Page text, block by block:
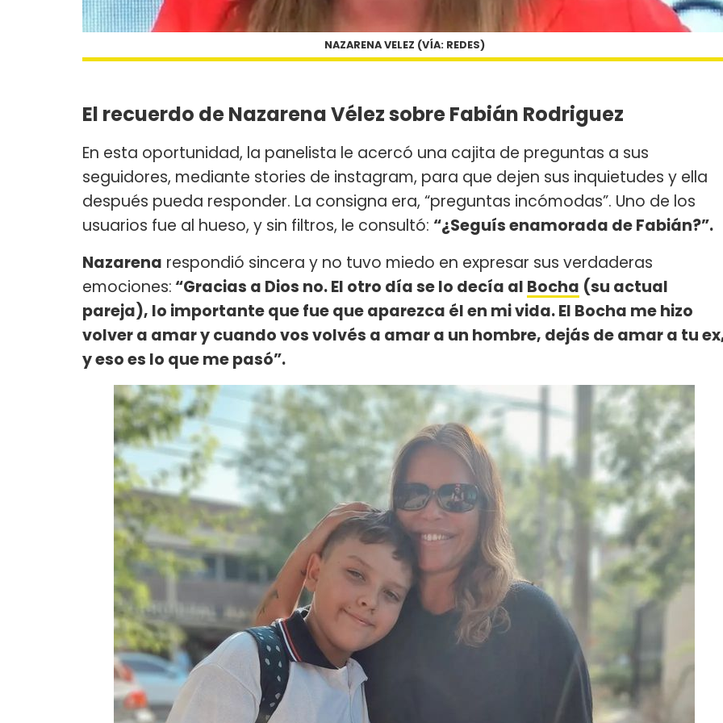
NAZARENA VELEZ (VÍA: REDES)
El recuerdo de Nazarena Vélez sobre Fabián Rodriguez
En esta oportunidad, la panelista le acercó una cajita de preguntas a sus
seguidores, mediante stories de instagram, para que dejen sus inquietudes y ella
después pueda responder. La consigna era, “preguntas incómodas”. Uno de los
usuarios fue al hueso, y sin filtros, le consultó: “¿Seguís enamorada de Fabián?”.
Nazarena respondió sincera y no tuvo miedo en expresar sus verdaderas
emociones: “Gracias a Dios no. El otro día se lo decía al Bocha (su actual
pareja), lo importante que fue que aparezca él en mi vida. El Bocha me hizo
volver a amar y cuando vos volvés a amar a un hombre, dejás de amar a tu
y eso es lo que me pasó”.